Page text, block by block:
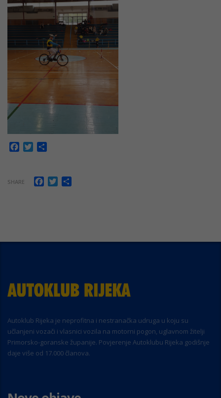
Facebook
Twitter
SHARE Facebook
Twitter
Autoklub Rijeka je neprofitna i nestranačka udruga u koju su
učlanjeni vozači i vlasnici vozila na motorni pogon, uglavnom žitelji
Primorsko-goranske županije. Povjerenje Autoklubu Rijeka godišnje
daje više od 17.000 članova.